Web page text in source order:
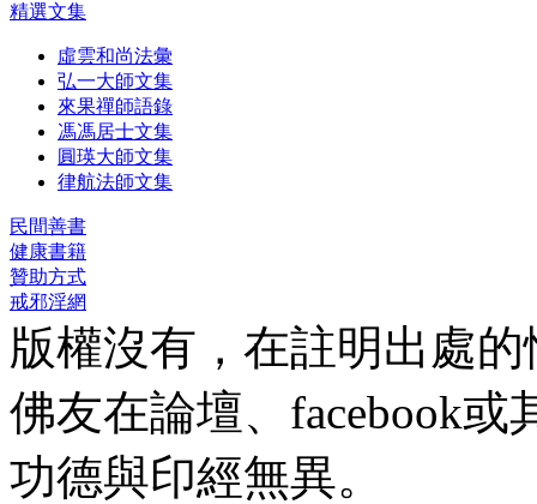
精選文集
虛雲和尚法彙
弘一大師文集
來果禪師語錄
馮馮居士文集
圓瑛大師文集
律航法師文集
民間善書
健康書籍
贊助方式
戒邪淫網
版權沒有，在註明出處
佛友在論壇、facebook
功德與印經無異。